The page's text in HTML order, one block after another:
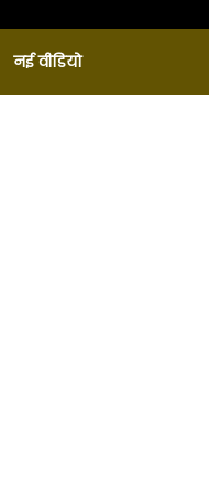
नई वीडियो